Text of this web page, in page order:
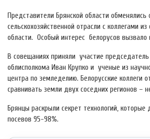
Представители Брянской области
сельскохозяйственной отрасли с коллегами
области. Особый интерес белорусов вызвало
В совещаниях приняли участие председатель
облисполкома Иван Крупко и ученые из
центра по земледелию. Белорусские коллеги
сравнивать земли двух соседних регионов –
Брянцы раскрыли секрет технологий, которые
посевов 95-98%.